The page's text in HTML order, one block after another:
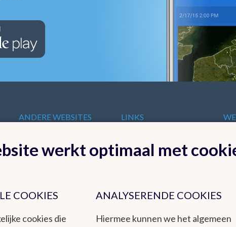
ANDERE WEBSITES
KMI in Dourbes
Radar
Climate Dynamics
LINKS
meteorologische
diensten
Nationale organisaties
Wetenschappelijke
werkt optimaal met
COOKIES
cookies die
ANALYSERENDE COOKIES
Hiermee kunnen we het algemeen